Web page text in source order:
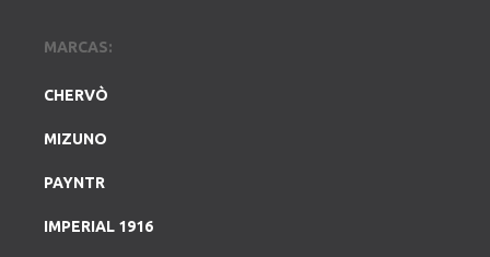
MARCAS:
CHERVÒ
MIZUNO
PAYNTR
IMPERIAL 1916